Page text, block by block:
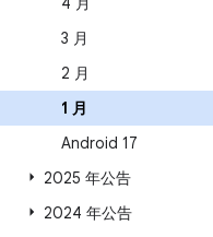
3 月
2 月
1 月
Android 17
2025 年公告
2024 年公告